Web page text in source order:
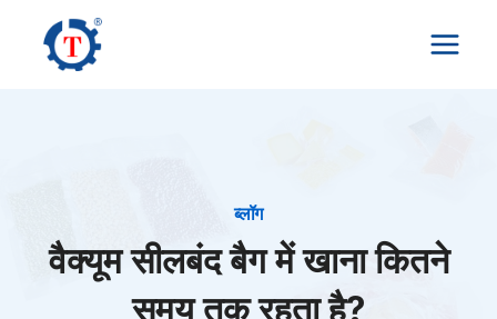
content
ब्लॉग
वैक्यूम सीलबंद बैग में खाना कितने
समय तक रहता है?